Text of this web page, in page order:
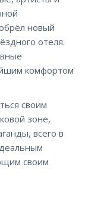
новый
отеля.
комфортом
своим
зоне,
всего в
своим